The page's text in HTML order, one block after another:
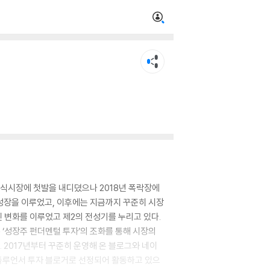
시장에 첫발을 내디뎠으나 2018년 폭락장에
을 이루었고, 이후에는 지금까지 꾸준히 시장
화를 이루었고 제2의 전성기를 누리고 있다.
장주 펀더멘털 투자’의 조화를 통해 시장의
년부터 꾸준히 운영해 온 블로그와 네이
언서 투자 블로거로 선정되어 활동하고 있으